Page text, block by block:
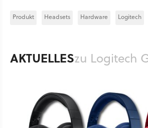
Produkt Headsets Hardware Logitech
AKTUELLESzu Logitech